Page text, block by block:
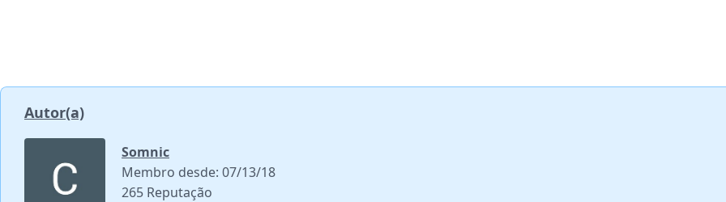
Autor(a)
Somnic
Membro desde: 07/13/18
265 Reputação